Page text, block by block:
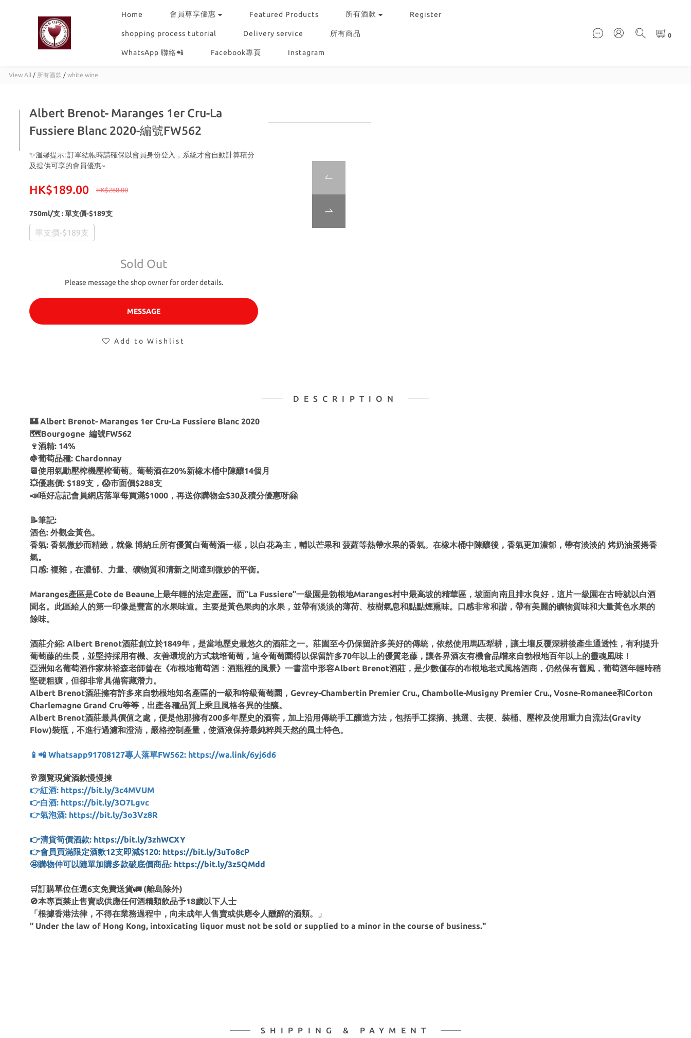
Home 會員尊享優惠 Featured Products 所有酒款 Register
shopping process tutorial Delivery service 所有商品
WhatsApp 聯絡📲 Facebook專頁 Instagram
View All / 所有酒款 / white wine
Albert Brenot- Maranges 1er Cru-La
Fussiere Blanc 2020-編號FW562
✨溫馨提示: 訂單結帳時請確保以會員身份登入，系統才會自動計算積分
及提供可享的會員優惠~
HK$288.00
HK$189.00
750ml/支: 單支價-$189支
單支價-$189支
Sold Out
Please message the shop owner for order details.
MESSAGE
Add to Wishlist
DESCRIPTION
🏰 Albert Brenot- Maranges 1er Cru-La Fussiere Blanc 2020
🗺Bourgogne 編號FW562
🍷酒精: 14%
🍇葡萄品種: Chardonnay
📆使用氣動壓榨機壓榨葡萄。葡萄酒在20%新橡木桶中陳釀14個月
💥優惠價: $189支，😱市面價$288支
📣唔好忘記會員網店落單每買滿$1000，再送你購物金$30及積分優惠呀🤗
📝筆記:
酒色: 外觀金黃色。
香氣: 香氣微妙而精緻，就像 博納丘所有優質白葡萄酒一樣，以白花為主，輔以芒果和 菠蘿等熱帶水果的香氣。在橡木桶中陳釀後，香氣更加濃郁，帶有淡淡的 烤奶油蛋捲香
氣。
口感: 複雜，在濃郁、力量、礦物質和清新之間達到微妙的平衡。
Maranges產區是Cote de Beaune上最年輕的法定產區。而“La Fussiere”一級園是勃根地Maranges村中最高坡的精華區，坡面向南且排水良好，這片一級園在古時就以白酒
聞名。此區給人的第一印像是豐富的水果味道。主要是黃色果肉的水果，並帶有淡淡的薄荷、桉樹氣息和點點煙熏味。口感非常和諧，帶有美麗的礦物質味和大量黃色水果的
餘味。
酒莊介紹: Albert Brenot酒莊創立於1849年，是當地歷史最悠久的酒莊之一。莊園至今仍保留許多美好的傳統，依然使用馬匹犁耕，讓土壤反覆深耕後產生通透性，有利提升
葡萄藤的生長，並堅持採用有機、友善環境的方式栽培葡萄，這令葡萄園得以保留許多70年以上的優質老藤，讓各界酒友有機會品嚐來自勃根地百年以上的靈魂風味！
亞洲知名葡萄酒作家林裕森老師曾在《布根地葡萄酒：酒瓶裡的風景》一書當中形容Albert Brenot酒莊，是少數僅存的布根地老式風格酒商，仍然保有舊風，葡萄酒年輕時稍
堅硬粗獷，但卻非常具備窖藏潛力。
Albert Brenot酒莊擁有許多來自勃根地知名產區的一級和特級葡萄園，Gevrey-Chambertin Premier Cru., Chambolle-Musigny Premier Cru., Vosne-Romanee和Corton
Charlemagne Grand Cru等等，出產各種品質上乘且風格各異的佳釀。
Albert Brenot酒莊最具價值之處，便是他那擁有200多年歷史的酒窖，加上沿用傳統手工釀造方法，包括手工採摘、挑選、去梗、裝桶、壓榨及使用重力自流法(Gravity
Flow)裝瓶，不進行過濾和澄清，嚴格控制產量，使酒液保持最純粹與天然的風土特色。
📱📲 Whatsapp91708127專人落單FW562: https://wa.link/6yj6d6
🥂瀏覽現貨酒款慢慢揀
👉紅酒: https://bit.ly/3c4MVUM
👉白酒: https://bit.ly/3O7Lgvc
👉氣泡酒: https://bit.ly/3o3Vz8R
👉清貨筍價酒款: https://bit.ly/3zhWCXY
👉會員買滿限定酒款12支即減$120: https://bit.ly/3uTo8cP
🤩購物仲可以隨單加購多款破底價商品: https://bit.ly/3z5QMdd
🛒訂購單位任選6支免費送貨🚛 (離島除外)
🚫本專頁禁止售賣或供應任何酒精類飲品予18歲以下人士
「根據香港法律，不得在業務過程中，向未成年人售賣或供應令人醺醉的酒類。」
" Under the law of Hong Kong, intoxicating liquor must not be sold or supplied to a minor in the course of business."
SHIPPING & PAYMENT